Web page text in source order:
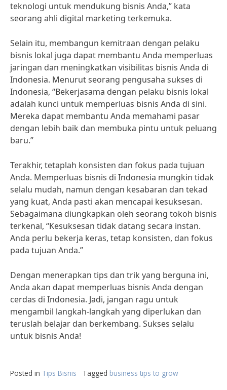
teknologi untuk mendukung bisnis Anda,” kata
seorang ahli digital marketing terkemuka.
Selain itu, membangun kemitraan dengan pelaku
bisnis lokal juga dapat membantu Anda memperluas
jaringan dan meningkatkan visibilitas bisnis Anda di
Indonesia. Menurut seorang pengusaha sukses di
Indonesia, “Bekerjasama dengan pelaku bisnis lokal
adalah kunci untuk memperluas bisnis Anda di sini.
Mereka dapat membantu Anda memahami pasar
dengan lebih baik dan membuka pintu untuk peluang
baru.”
Terakhir, tetaplah konsisten dan fokus pada tujuan
Anda. Memperluas bisnis di Indonesia mungkin tidak
selalu mudah, namun dengan kesabaran dan tekad
yang kuat, Anda pasti akan mencapai kesuksesan.
Sebagaimana diungkapkan oleh seorang tokoh bisnis
terkenal, “Kesuksesan tidak datang secara instan.
Anda perlu bekerja keras, tetap konsisten, dan fokus
pada tujuan Anda.”
Dengan menerapkan tips dan trik yang berguna ini,
Anda akan dapat memperluas bisnis Anda dengan
cerdas di Indonesia. Jadi, jangan ragu untuk
mengambil langkah-langkah yang diperlukan dan
teruslah belajar dan berkembang. Sukses selalu
untuk bisnis Anda!
Posted in Tips Bisnis Tagged business tips to grow